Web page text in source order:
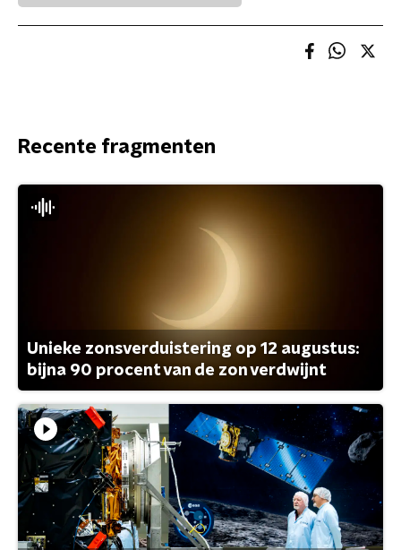
Recente fragmenten
Unieke zonsverduistering op 12 augustus:
bijna 90 procent van de zon verdwijnt